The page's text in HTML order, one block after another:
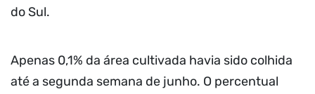
do Sul.
Apenas 0,1% da área cultivada havia sido colhida
até a segunda semana de junho. O percentual